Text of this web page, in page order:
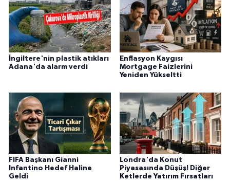
İngiltere'nin plastik atıkları
Adana'da alarm verdi
Enflasyon Kaygısı
Mortgage Faizlerini
Yeniden Yükseltti
FIFA Başkanı Gianni
Infantino Hedef Haline
Geldi
Londra'da Konut
Piyasasında Düşüş! Diğer
Ketlerde Yatırım Fırsatları